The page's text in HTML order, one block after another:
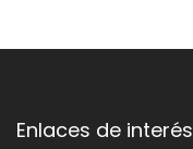
Enlaces de interés